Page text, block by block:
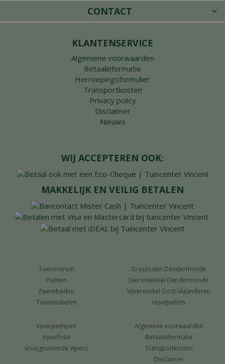
CONTACT
KLANTENSERVICE
Algemene voorwaarden
Betaalinformatie
Herroepingsformulier
Transportkosten
Privacy policy
Disclaimer
Nieuws
WIJ ACCEPTEREN OOK:
MAKKELIJK EN VEILIG BETALEN
Tuincentrum
Planten
Zwembaden
Tuinmeubelen
Graszoden Dendermonde
Dierenwinkel Dendermonde
Vijverwinkel Oost-Vlaanderen
Houtpellets
Vijverpompen
Vijverfolie
Voorgevormde vijvers
Algemene voorwaarden
Betaalinformatie
Transportkosten
Disclaimer